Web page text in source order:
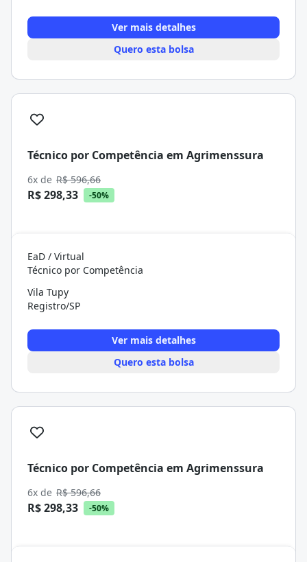
Ver mais detalhes
Quero esta bolsa
Técnico por Competência em Agrimenssura
6x de R$ 596,66
R$ 298,33 -50%
EaD / Virtual
Técnico por Competência
Vila Tupy
Registro/SP
Ver mais detalhes
Quero esta bolsa
Técnico por Competência em Agrimenssura
6x de R$ 596,66
R$ 298,33 -50%